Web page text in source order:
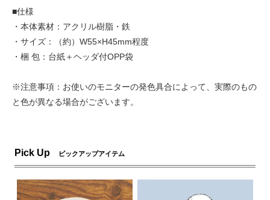
■仕様
・本体素材：アクリル樹脂・鉄
・サイズ：（約）W55×H45mm程度
・梱 包：台紙＋ヘッダ付OPP袋
※注意事項：お使いのモニターの発色具合によって、実際のもの
と色が異なる場合がございます。
Pick Up ピックアップアイテム